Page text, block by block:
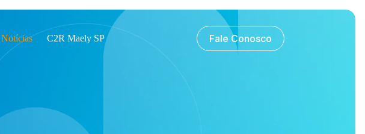
Notícias C2R Maely SP Fale Conosco